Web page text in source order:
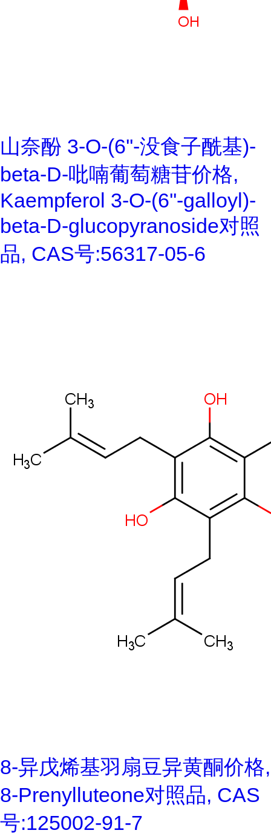
山奈酚 3-O-(6''-没食子酰基)-
beta-D-吡喃葡萄糖苷价格,
Kaempferol 3-O-(6''-galloyl)-
beta-D-glucopyranoside对照
品, CAS号:56317-05-6
8-异戊烯基羽扇豆异黄酮价格,
8-Prenylluteone对照品, CAS
号:125002-91-7